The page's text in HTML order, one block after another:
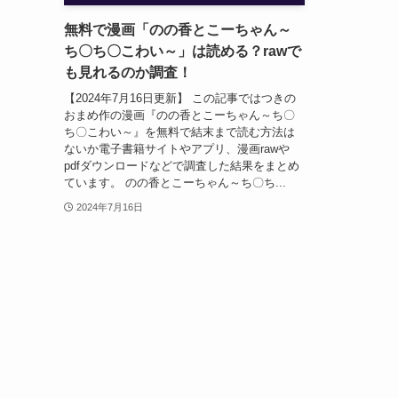
無料で漫画「のの香とこーちゃん～
ち〇ち〇こわい～」は読める？rawで
も見れるのか調査！
【2024年7月16日更新】 この記事ではつきの
おまめ作の漫画『のの香とこーちゃん～ち〇
ち〇こわい～』を無料で結末まで読む方法は
ないか電子書籍サイトやアプリ、漫画rawや
pdfダウンロードなどで調査した結果をまとめ
ています。 のの香とこーちゃん～ち〇ち...
2024年7月16日